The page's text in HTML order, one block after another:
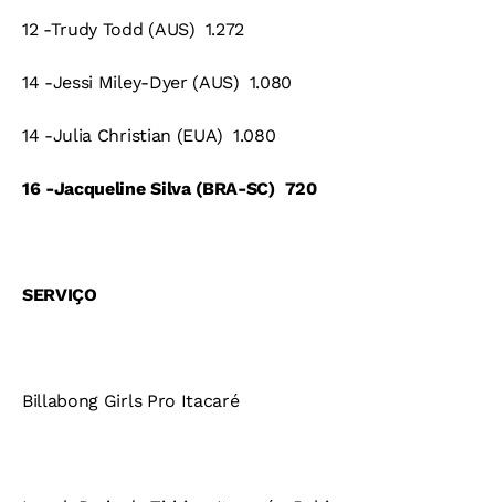
12 -Trudy Todd (AUS)  1.272
14 -Jessi Miley-Dyer (AUS)  1.080
14 -Julia Christian (EUA)  1.080
16 -Jacqueline Silva (BRA-SC)  720
SERVIÇO
Billabong Girls Pro Itacaré